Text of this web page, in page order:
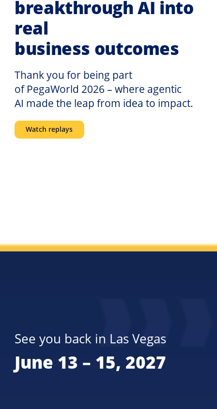
breakthrough AI into
real
business outcomes
Thank you for being part
of PegaWorld 2026 – where agentic
AI made the leap from idea to impact.
Watch replays
See you back in Las Vegas
June 13 – 15, 2027